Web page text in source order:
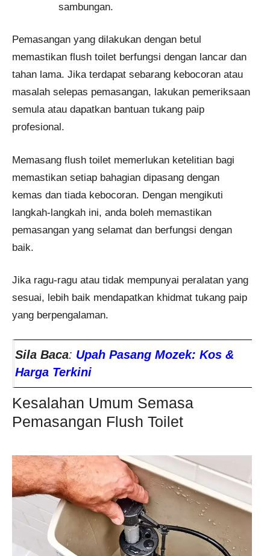
sambungan.
Pemasangan yang dilakukan dengan betul
memastikan flush toilet berfungsi dengan lancar dan
tahan lama. Jika terdapat sebarang kebocoran atau
masalah selepas pemasangan, lakukan pemeriksaan
semula atau dapatkan bantuan tukang paip
profesional.
Memasang flush toilet memerlukan ketelitian bagi
memastikan setiap bahagian dipasang dengan
kemas dan tiada kebocoran. Dengan mengikuti
langkah-langkah ini, anda boleh memastikan
pemasangan yang selamat dan berfungsi dengan
baik.
Jika ragu-ragu atau tidak mempunyai peralatan yang
sesuai, lebih baik mendapatkan khidmat tukang paip
yang berpengalaman.
Sila Baca: Upah Pasang Mozek: Kos &
Harga Terkini
Kesalahan Umum Semasa
Pemasangan Flush Toilet